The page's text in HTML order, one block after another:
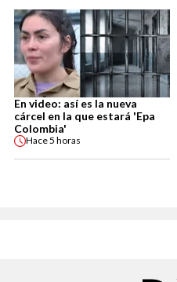
En video: así es la nueva
cárcel en la que estará 'Epa
Colombia'
Hace5 horas